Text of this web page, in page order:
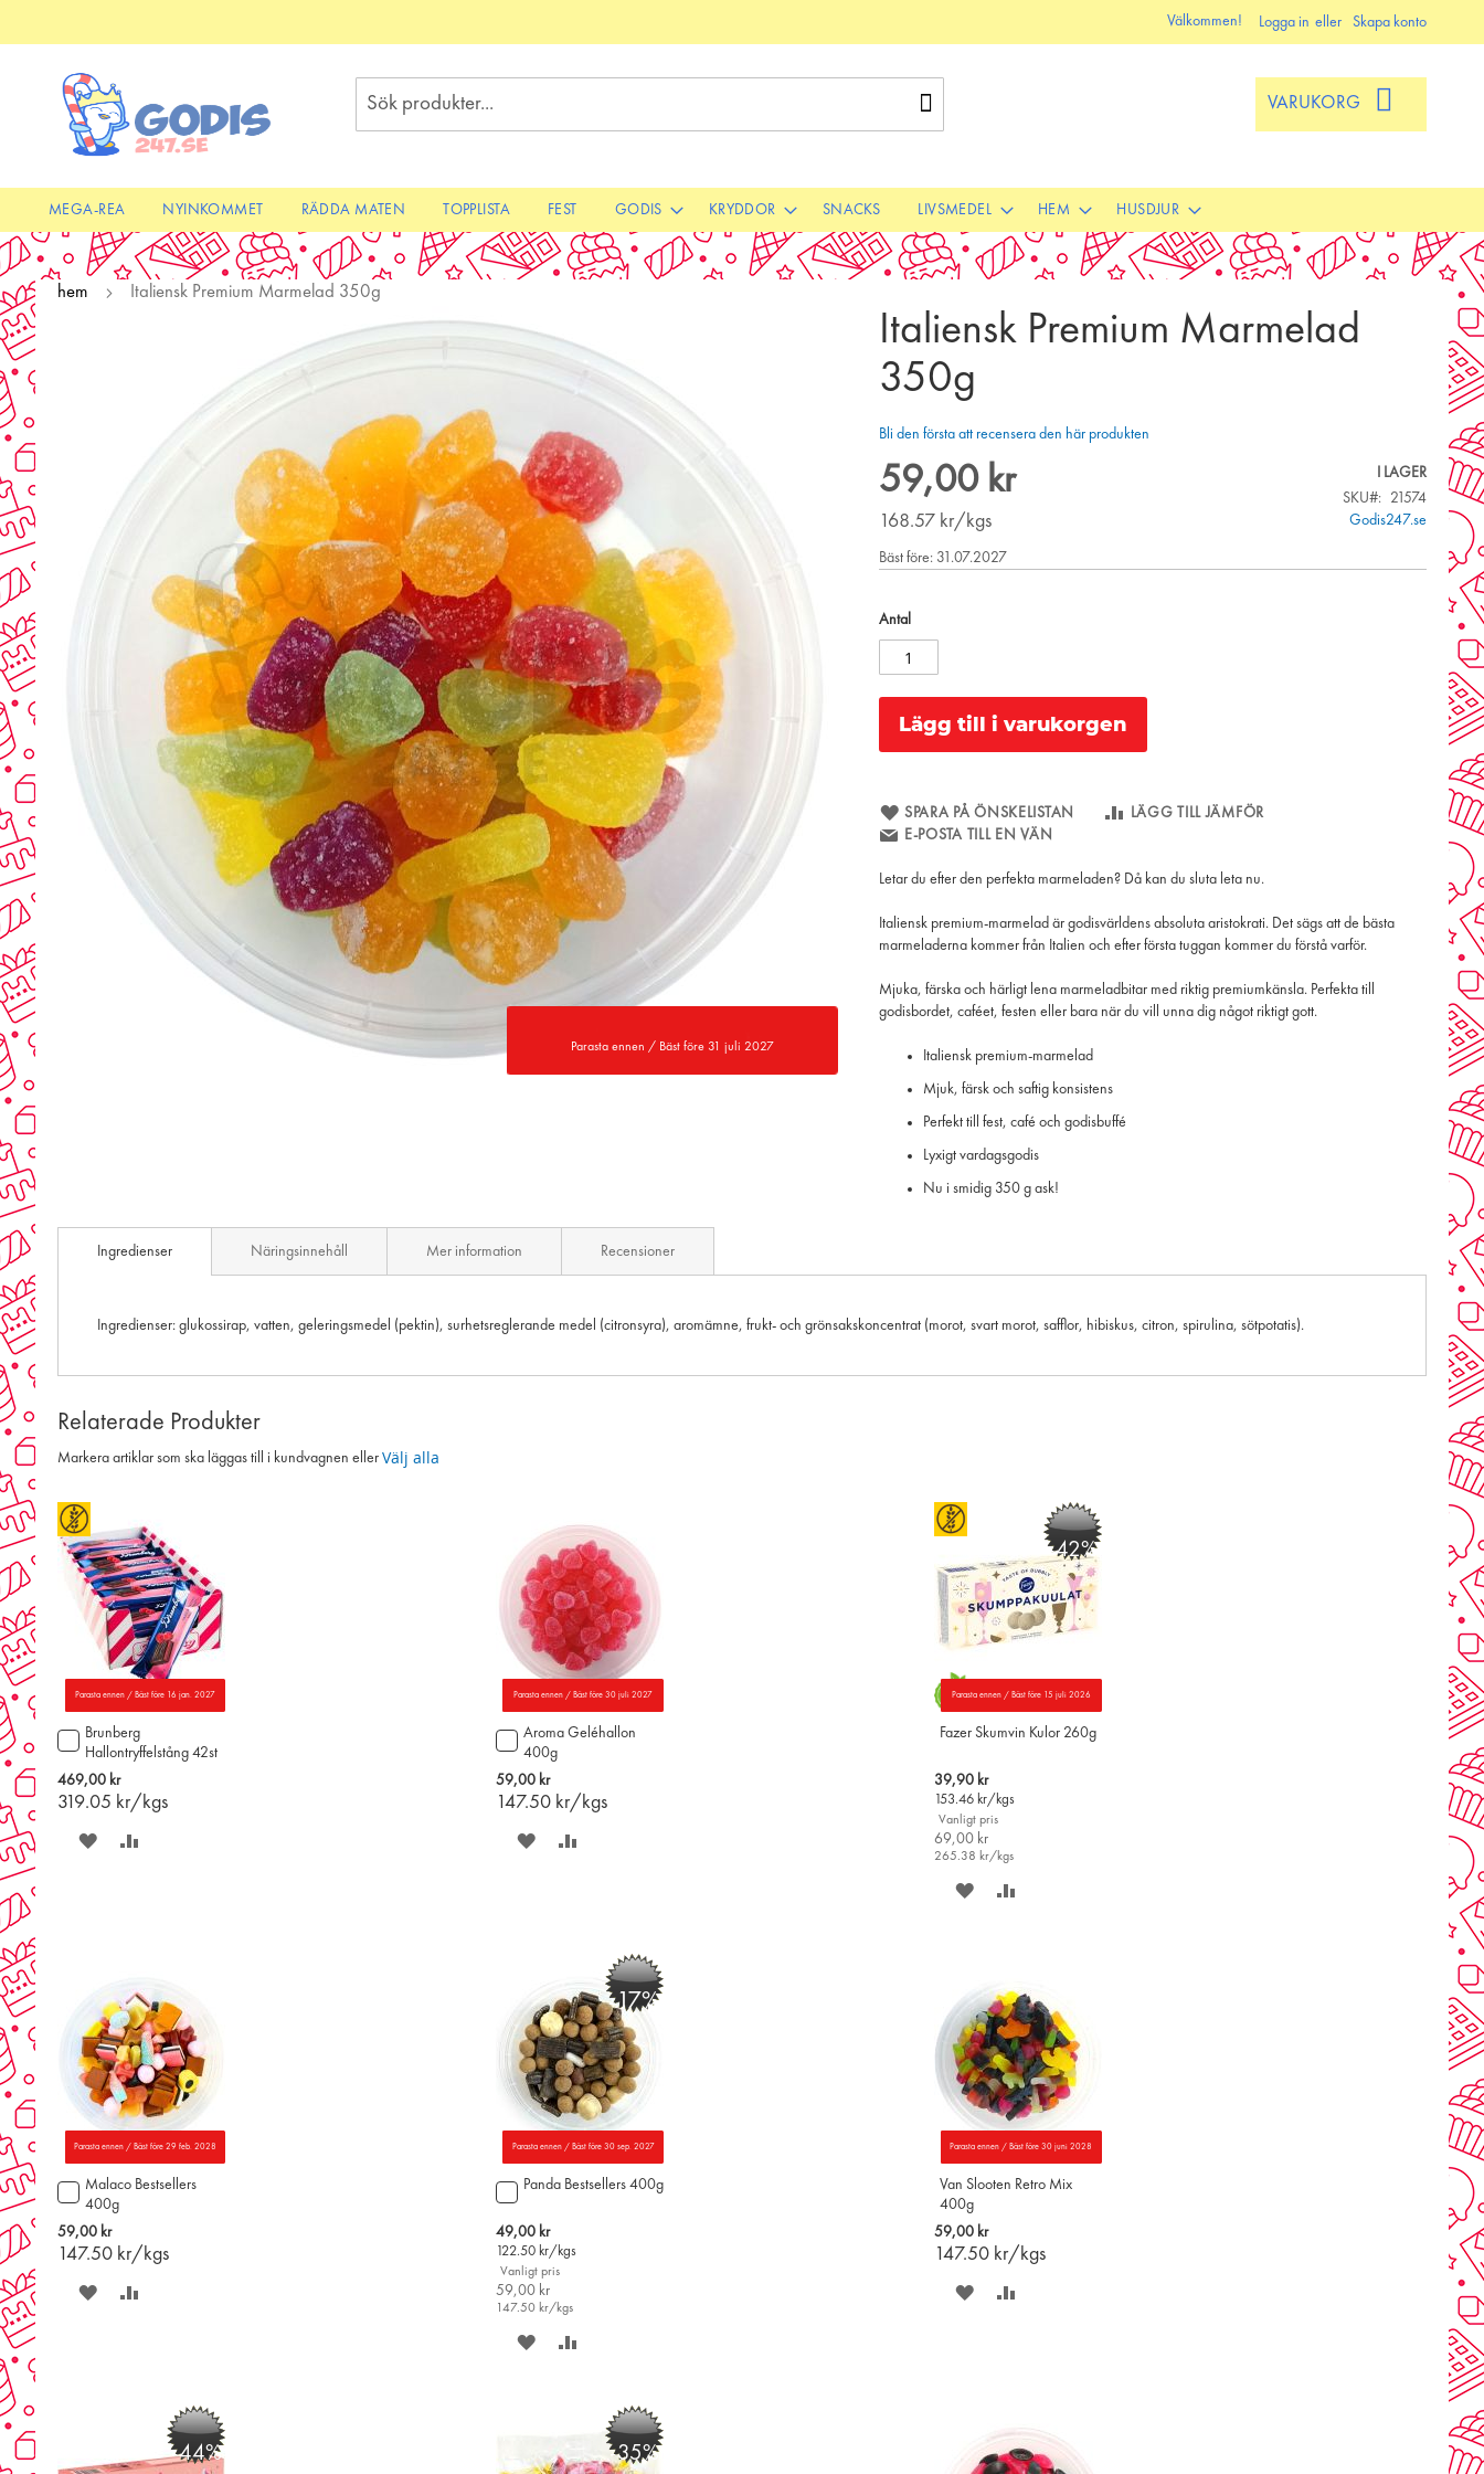
to
Välkommen! Logga in Skapa konto
VARUKORG
MEGA-REA NYINKOMMET RÄDDA MATEN TOPPLISTA FEST GODIS KRYDDOR SNACKS LIVSMEDEL HEM HUSDJUR
hem Italiensk Premium Marmelad 350g
Parasta ennen / Bäst före 31 juli 2027
images
Italiensk Premium Marmelad
350g
Bli den första att recensera den här produkten
59,00 kr
168.57 kr/kgs
I LAGER
SKU
21574
Godis247.se
Bäst före: 31.07.2027
Antal
Lägg till i varukorgen
SPARA PÅ ÖNSKELISTAN
LÄGG TILL JÄMFÖR
E-POSTA TILL EN VÄN
Letar du efter den perfekta marmeladen? Då kan du sluta leta nu.
Italiensk premium-marmelad är godisvärldens absoluta aristokrati. Det sägs att de bästa
marmeladerna kommer från Italien och efter första tuggan kommer du förstå varför.
Mjuka, färska och härligt lena marmeladbitar med riktig premiumkänsla. Perfekta till
godisbordet, caféet, festen eller bara när du vill unna dig något riktigt gott.
Italiensk premium-marmelad
Mjuk, färsk och saftig konsistens
Perfekt till fest, café och godisbuffé
Lyxigt vardagsgodis
Nu i smidig 350 g ask!
Ingredienser
Ingredienser: glukossirap, vatten, geleringsmedel (pektin), surhetsreglerande medel (citronsyra), aromämne, frukt- och grönsakskoncentrat (morot, svart morot, safflor, hibiskus, citron, spirulina, sötpotatis).
Näringsinnehåll Mer information Recensioner
Relaterade Produkter
Markera artiklar som ska läggas till i kundvagnen eller Välj alla
Parasta ennen / Bäst före 16 jan. 2027
Brunberg
Hallontryffelstång 42st
469,00 kr
319.05 kr/kgs
Lägg
till
varukorgen
SPARA
Parasta ennen / Bäst före 30 juli 2027
Aroma Geléhallon
400g
59,00 kr
147.50 kr/kgs
Lägg
till
i
varukorgen
SPARA
-42%
Parasta ennen / Bäst före 15 juli 2026
Fazer Skumvin Kulor 260g
Special
Price
39,90 kr
153.46 kr/kgs
Vanligt pris
69,00 kr
265.38 kr/kgs
SPARA
Parasta ennen / Bäst före 29 feb. 2028
Malaco Bestsellers
400g
59,00 kr
147.50 kr/kgs
Lägg
till
i
varukorgen
SPARA
Parasta ennen / Bäst före 30 sep. 2027
-17%
Panda Bestsellers 400g
Special
Price
49,00 kr
122.50 kr/kgs
Vanligt pris
59,00 kr
147.50 kr/kgs
Lägg
i
varukorgen
SPARA
ÖNSKELISTAN
JÄMFÖR
Parasta ennen / Bäst före 30 juni 2028
Van Slooten Retro Mix
400g
59,00 kr
147.50 kr/kgs
SPARA
-44% -35%